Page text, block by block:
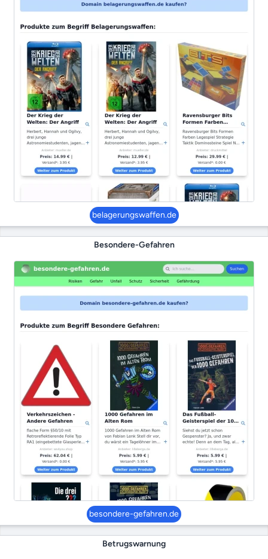
belagerungswaffen.de
Besondere-Gefahren
besondere-gefahren.de
Betrugswarnung